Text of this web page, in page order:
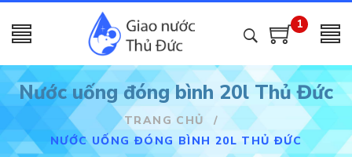
1
Nước uống đóng bình 20l Thủ Đức
TRANG CHỦ
/
NƯỚC UỐNG ĐÓNG BÌNH 20L THỦ ĐỨC